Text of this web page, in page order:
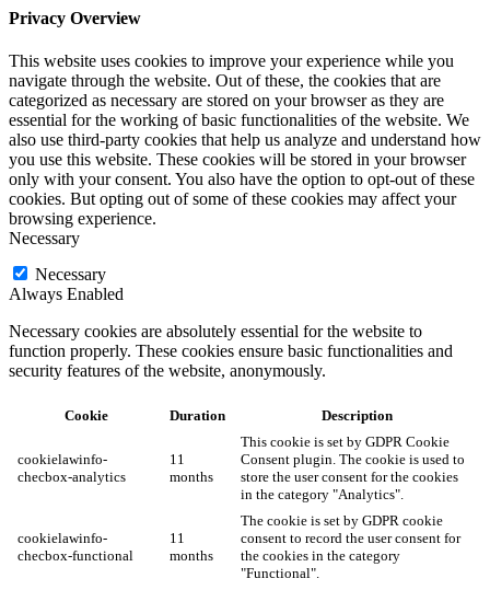
Privacy Overview
This website uses cookies to improve your experience while you
navigate through the website. Out of these, the cookies that are
categorized as necessary are stored on your browser as they are
essential for the working of basic functionalities of the website. We
also use third-party cookies that help us analyze and understand how
you use this website. These cookies will be stored in your browser
only with your consent. You also have the option to opt-out of these
cookies. But opting out of some of these cookies may affect your
browsing experience.
Necessary
Necessary
Always Enabled
Necessary cookies are absolutely essential for the website to
function properly. These cookies ensure basic functionalities and
security features of the website, anonymously.
Cookie Duration Description
cookielawinfo-
checbox-analytics
11
months
This cookie is set by GDPR Cookie
Consent plugin. The cookie is used to
store the user consent for the cookies
in the category "Analytics".
cookielawinfo-
checbox-functional
11
months
The cookie is set by GDPR cookie
consent to record the user consent for
the cookies in the category
"Functional".